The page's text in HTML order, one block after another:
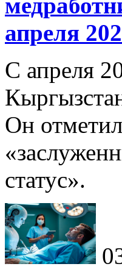
апреля
С апреля
Он
статус».